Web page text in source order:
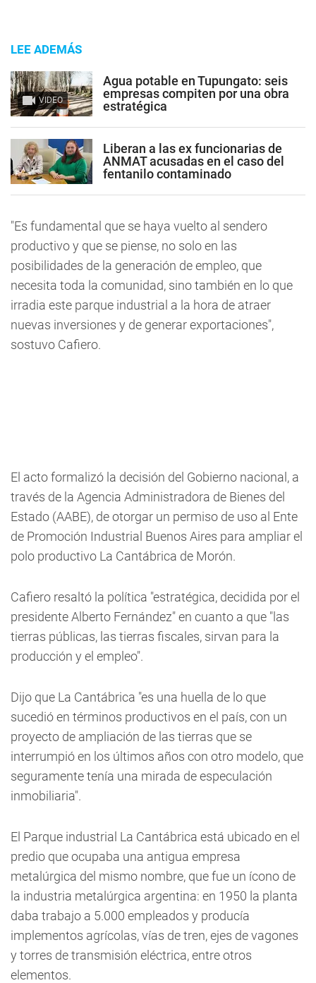
LEE ADEMÁS
VIDEO
Agua potable en Tupungato: seis
empresas compiten por una obra
estratégica
Liberan a las ex funcionarias de
ANMAT acusadas en el caso del
fentanilo contaminado
"Es fundamental que se haya vuelto al sendero
productivo y que se piense, no solo en las
posibilidades de la generación de empleo, que
necesita toda la comunidad, sino también en lo que
irradia este parque industrial a la hora de atraer
nuevas inversiones y de generar exportaciones",
sostuvo Cafiero.
El acto formalizó la decisión del Gobierno nacional, a
través de la Agencia Administradora de Bienes del
Estado (AABE), de otorgar un permiso de uso al Ente
de Promoción Industrial Buenos Aires para ampliar el
polo productivo La Cantábrica de Morón.
Cafiero resaltó la política "estratégica, decidida por el
presidente Alberto Fernández" en cuanto a que "las
tierras públicas, las tierras fiscales, sirvan para la
producción y el empleo".
Dijo que La Cantábrica "es una huella de lo que
sucedió en términos productivos en el país, con un
proyecto de ampliación de las tierras que se
interrumpió en los últimos años con otro modelo, que
seguramente tenía una mirada de especulación
inmobiliaria".
El Parque industrial La Cantábrica está ubicado en el
predio que ocupaba una antigua empresa
metalúrgica del mismo nombre, que fue un ícono de
la industria metalúrgica argentina: en 1950 la planta
daba trabajo a 5.000 empleados y producía
implementos agrícolas, vías de tren, ejes de vagones
y torres de transmisión eléctrica, entre otros
elementos.